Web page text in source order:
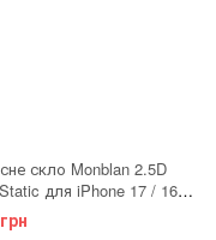
скло Monblan 2.5D
для iPhone 17 / 16